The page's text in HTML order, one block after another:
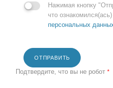
Нажимая кнопку
что ознакомился(ась)
персональных
ОТПРАВИТЬ
Подтвердите, что вы не робот *